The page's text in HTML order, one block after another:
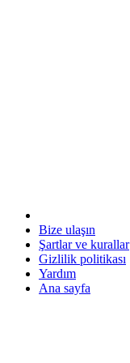
Bize ulaşın
Şartlar ve kurallar
Gizlilik politikası
Yardım
Ana sayfa